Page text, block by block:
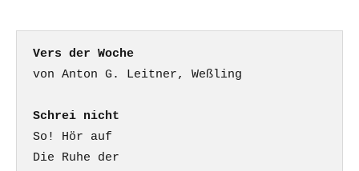
Vers der Woche
Schrei nicht
So! Hör auf
Die Ruhe der